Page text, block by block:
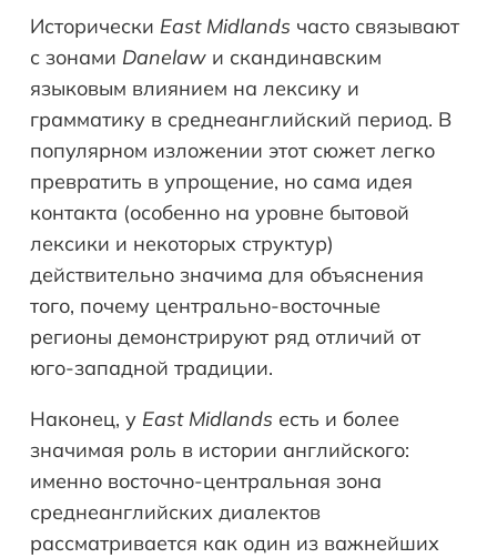
Исторически East Midlands часто связывают
с зонами Danelaw и скандинавским
языковым влиянием на лексику и
грамматику в среднеанглийский период. В
популярном изложении этот сюжет легко
превратить в упрощение, но сама идея
контакта (особенно на уровне бытовой
лексики и некоторых структур)
действительно значима для объяснения
того, почему центрально-восточные
регионы демонстрируют ряд отличий от
юго-западной традиции.
Наконец, у East Midlands есть и более
значимая роль в истории английского:
именно восточно-центральная зона
среднеанглийских диалектов
рассматривается как один из важнейших